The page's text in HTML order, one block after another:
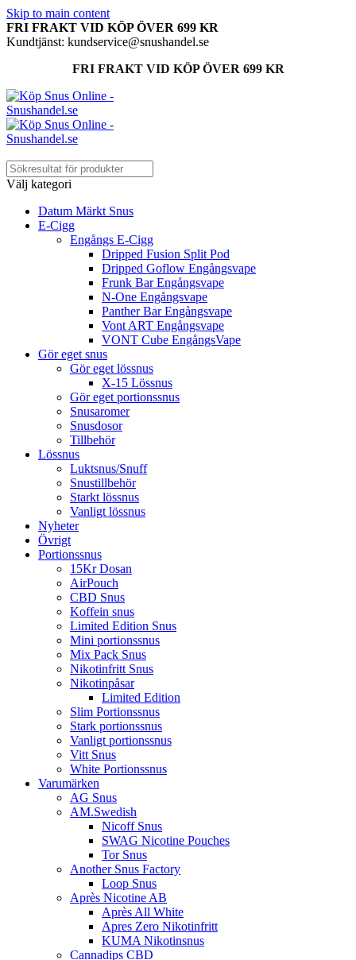
Skip to main content
FRI FRAKT VID KÖP ÖVER 699 KR
Kundtjänst: kundservice@snushandel.se
FRI FRAKT VID KÖP ÖVER 699 KR
Välj kategori
Datum Märkt Snus
E-Cigg
Engångs E-Cigg
Dripped Fusion Split Pod
Dripped Goflow Engångsvape
Frunk Bar Engångsvape
N-One Engångsvape
Panther Bar Engångsvape
Vont ART Engångsvape
VONT Cube EngångsVape
Gör eget snus
Gör eget lössnus
X-15 Lössnus
Gör eget portionssnus
Snusaromer
Snusdosor
Tillbehör
Lössnus
Luktsnus/Snuff
Snustillbehör
Starkt lössnus
Vanligt lössnus
Nyheter
Övrigt
Portionssnus
15Kr Dosan
AirPouch
CBD Snus
Koffein snus
Limited Edition Snus
Mini portionssnus
Mix Pack Snus
Nikotinfritt Snus
Nikotinpåsar
Limited Edition
Slim Portionssnus
Stark portionssnus
Vanligt portionssnus
Vitt Snus
White Portionssnus
Varumärken
AG Snus
AM.Swedish
Nicoff Snus
SWAG Nicotine Pouches
Tor Snus
Another Snus Factory
Loop Snus
Après Nicotine AB
Après All White
Apres Zero Nikotinfritt
KUMA Nikotinsnus
Cannadips CBD